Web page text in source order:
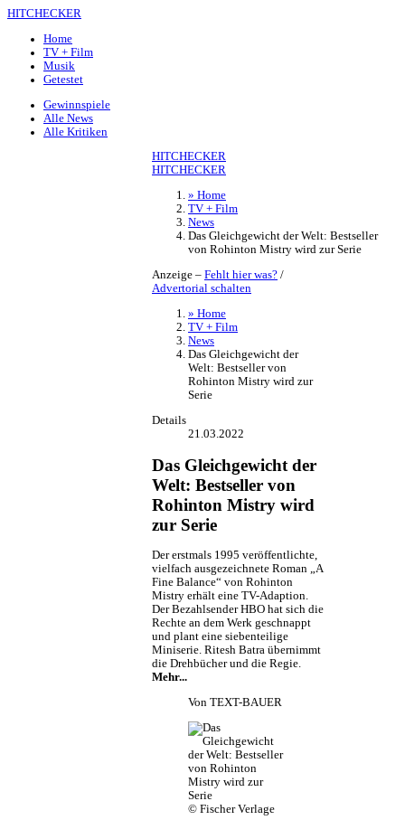
HITCHECKER
Home
TV + Film
Musik
Getestet
Gewinnspiele
Alle News
Alle Kritiken
HITCHECKER
HITCHECKER
» Home
TV + Film
News
Das Gleichgewicht der Welt: Bestseller
von Rohinton Mistry wird zur Serie
Anzeige – Fehlt hier was? /
Advertorial schalten
» Home
TV + Film
News
Das Gleichgewicht der
Welt: Bestseller von
Rohinton Mistry wird zur
Serie
Details
21.03.2022
Das Gleichgewicht der
Welt: Bestseller von
Rohinton Mistry wird
zur Serie
Der erstmals 1995 veröffentlichte,
vielfach ausgezeichnete Roman „A
Fine Balance“ von Rohinton
Mistry erhält eine TV-Adaption.
Der Bezahlsender HBO hat sich die
Rechte an dem Werk geschnappt
und plant eine siebenteilige
Miniserie. Ritesh Batra übernimmt
die Drehbücher und die Regie.
Mehr...
Von TEXT-BAUER
© Fischer Verlage